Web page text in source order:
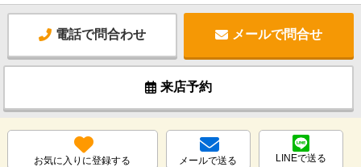
電話で問合わせ メールで問合せ
来店予約
お気に入りに登録する メールで送る LINEで送る